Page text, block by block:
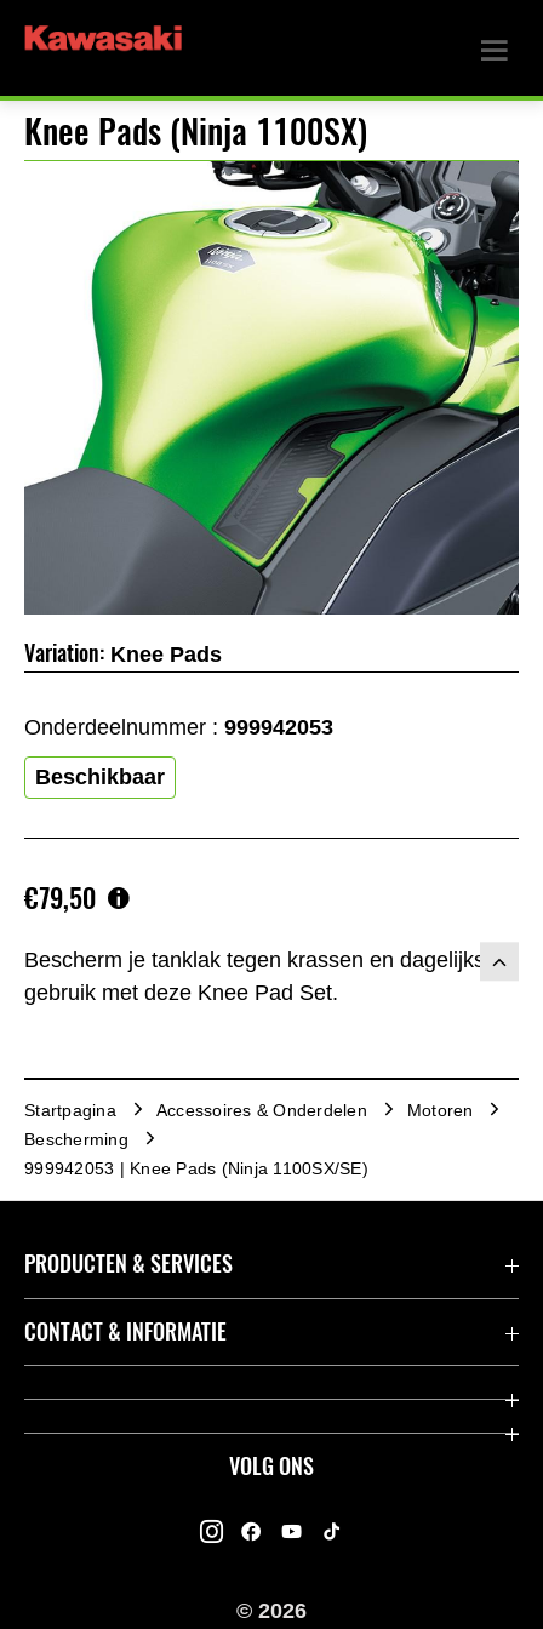
Knee Pads (Ninja 1100SX)
Bescherm je tanklak tegen krassen en dagelijks
gebruik met deze Knee Pad Set.
€79,50
Variation: Knee Pads
Onderdeelnummer : 999942053
Beschikbaar
Startpagina Accessoires & Onderdelen
Motoren
Bescherming
999942053 | Knee Pads (Ninja 1100SX/SE)
VOLG ONS
PRODUCTEN & SERVICES
Accessoires & Onderdelen
Dealers
K-Care Fabrieksgarantie
Gebruikershandleidingen
CONTACT & INFORMATIE
Contact
© 2026